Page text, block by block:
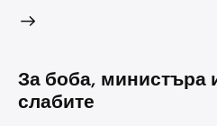
За боба, министъра
слабите